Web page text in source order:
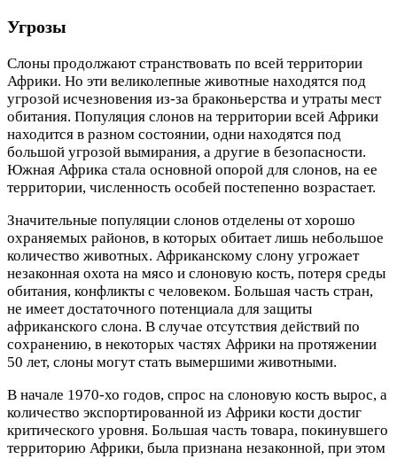
Угрозы
Слоны продолжают странствовать по всей территории
Африки. Но эти великолепные животные находятся под
угрозой исчезновения из-за браконьерства и утраты мест
обитания. Популяция слонов на территории всей Африки
находится в разном состоянии, одни находятся под
большой угрозой вымирания, а другие в безопасности.
Южная Африка стала основной опорой для слонов, на ее
территории, численность особей постепенно возрастает.
Значительные популяции слонов отделены от хорошо
охраняемых районов, в которых обитает лишь небольшое
количество животных. Африканскому слону угрожает
незаконная охота на мясо и слоновую кость, потеря среды
обитания, конфликты с человеком. Большая часть стран,
не имеет достаточного потенциала для защиты
африканского слона. В случае отсутствия действий по
сохранению, в некоторых частях Африки на протяжении
50 лет, слоны могут стать вымершими животными.
В начале 1970-хо годов, спрос на слоновую кость вырос, а
количество экспортированной из Африки кости достиг
критического уровня. Большая часть товара, покинувшего
территорию Африки, была признана незаконной, при этом